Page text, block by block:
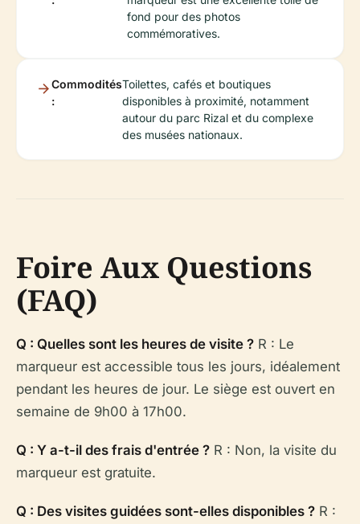
fond pour des photos
commémoratives.
Commodités
:
Toilettes, cafés et boutiques
disponibles à proximité, notamment
autour du parc Rizal et du complexe
des musées nationaux.
Foire Aux Questions
(FAQ)
Q : Quelles sont les heures de visite ? R : Le
marqueur est accessible tous les jours, idéalement
pendant les heures de jour. Le siège est ouvert en
semaine de 9h00 à 17h00.
Q : Y a-t-il des frais d'entrée ? R : Non, la visite du
marqueur est gratuite.
Q : Des visites guidées sont-elles disponibles ? R :